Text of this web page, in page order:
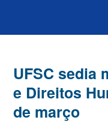
UFSC sedia
e Direitos
de março